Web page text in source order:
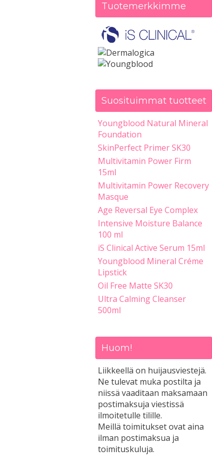
Tuotemerkkimme
Suosituimmat tuotteet
Youngblood Natural Mineral
Foundation
SkinPerfect Primer SK30
Multivitamin Power Firm
15ml
Multivitamin Power Recovery
Masque
Age Reversal Eye Complex
Intensive Moisture Balance
100 ml
iS Clinical Active Serum 15ml
Youngblood Mineral Créme
Lipstick
Oil Free Matte SK30
Ultra Calming Cleanser
500ml
Huom!
Liikkeellä on huijausviestejä.
Ne tulevat muka postilta ja
niissä vaaditaan maksamaan
postimaksuja viestissä
ilmoitetulle tilille.
Meillä toimitukset ovat aina
ilman postimaksua ja
toimituskuluja.